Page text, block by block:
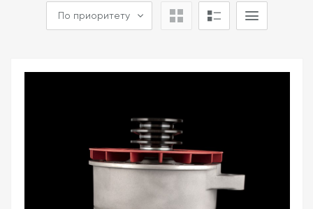
По приоритету